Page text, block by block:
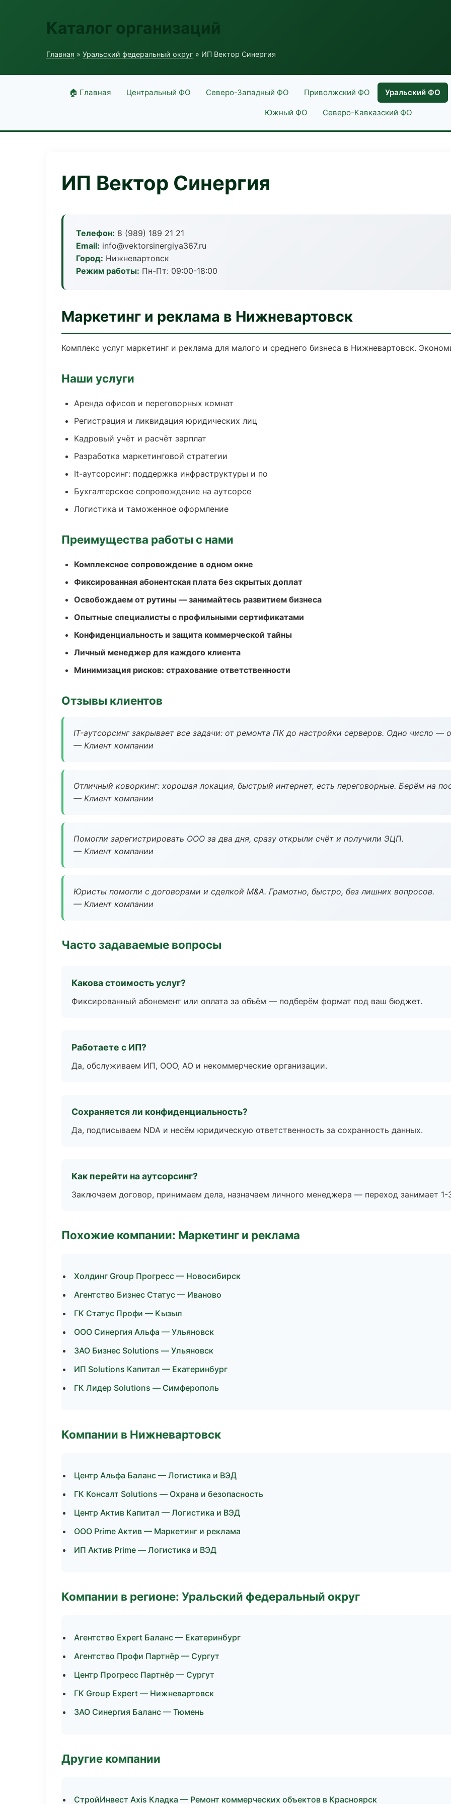
Каталог организаций
Главная » Уральский федеральный округ » ИП Вектор Синергия
🏠 Главная Центральный ФО Северо-Западный ФО Приволжский ФО Уральский ФО
Южный ФО Северо-Кавказский ФО
ИП Вектор Синергия
Телефон: 8 (989) 189 21 21
Email: info@vektorsinergiya367.ru
Город: Нижневартовск
Режим работы: Пн-Пт: 09:00-18:00
Маркетинг и реклама в Нижневартовск
Комплекс услуг маркетинг и реклама для малого и среднего бизнеса в Нижневартовск.
Наши услуги
Аренда офисов и переговорных комнат
Регистрация и ликвидация юридических лиц
Кадровый учёт и расчёт зарплат
Разработка маркетинговой стратегии
It-аутсорсинг: поддержка инфраструктуры и по
Бухгалтерское сопровождение на аутсорсе
Логистика и таможенное оформление
Преимущества работы с нами
Комплексное сопровождение в одном окне
Фиксированная абонентская плата без скрытых доплат
Освобождаем от рутины — занимайтесь развитием бизнеса
Опытные специалисты с профильными сертификатами
Конфиденциальность и защита коммерческой тайны
Личный менеджер для каждого клиента
Минимизация рисков: страхование ответственности
Отзывы клиентов
IT-аутсорсинг закрывает все задачи: от ремонта ПК до настройки серверов. Одно число —
— Клиент компании
Отличный коворкинг: хорошая локация, быстрый интернет, есть переговорные. Берём на
— Клиент компании
Помогли зарегистрировать ООО за два дня, сразу открыли счёт и получили ЭЦП.
— Клиент компании
Юристы помогли с договорами и сделкой M&A. Грамотно, быстро, без лишних вопросов.
— Клиент компании
Часто задаваемые вопросы
Какова стоимость услуг?
Фиксированный абонемент или оплата за объём — подберём формат под ваш бюджет.
Работаете с ИП?
Да, обслуживаем ИП, ООО, АО и некоммерческие организации.
Сохраняется ли конфиденциальность?
Да, подписываем NDA и несём юридическую ответственность за сохранность данных.
Как перейти на аутсорсинг?
Заключаем договор, принимаем дела, назначаем личного менеджера — переход занимает 1-
Похожие компании: Маркетинг и реклама
Холдинг Group Прогресс — Новосибирск
Агентство Бизнес Статус — Иваново
ГК Статус Профи — Кызыл
ООО Синергия Альфа — Ульяновск
ЗАО Бизнес Solutions — Ульяновск
ИП Solutions Капитал — Екатеринбург
ГК Лидер Solutions — Симферополь
Компании в Нижневартовск
Центр Альфа Баланс — Логистика и ВЭД
ГК Консалт Solutions — Охрана и безопасность
Центр Актив Капитал — Логистика и ВЭД
ООО Prime Актив — Маркетинг и реклама
ИП Актив Prime — Логистика и ВЭД
Компании в регионе: Уральский федеральный округ
Агентство Expert Баланс — Екатеринбург
Агентство Профи Партнёр — Сургут
Центр Прогресс Партнёр — Сургут
ГК Group Expert — Нижневартовск
ЗАО Синергия Баланс — Тюмень
Другие компании
СтройИнвест Axis Кладка — Ремонт коммерческих объектов в Красноярск